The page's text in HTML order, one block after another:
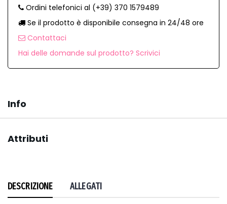
Ordini telefonici al (+39) 370 1579489
Se il prodotto è disponibile consegna in 24/48 ore
Contattaci
Hai delle domande sul prodotto? Scrivici
Info
Attributi
DESCRIZIONE ALLEGATI